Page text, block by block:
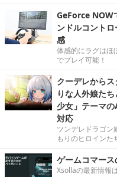
GeForce NOW
ンドルコント
感
体感的にラグはほ
でプレイ可能！
クーデレから
りな人外娘た
少女」テーマ
対応
ツンデレドラゴン
もりのヒロインた
ゲームコマー
Xsollaの最新情報